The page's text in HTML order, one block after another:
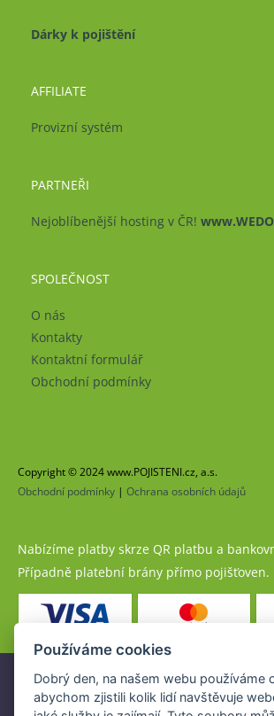
Dárky k pojištění
AFFILIATE
Provizní systém
PARTNEŘI
Nejoblíbenější hosting v ČR!
SPOLEČNOST
O nás
Kontakty
Kontaktní formulář
Obchodní podmínky
Copyright © 2024 www.POJISTENI.cz, a.s.
Obchodní podmínky | Ochrana osobních údajů
Nabízíme platby skrze QR platbu a
Případně platební brány přímo pojišťoven.
Pojistné produkty jsou nabízeny
www.POJISTENI.cz, a.s. na základě
Používáme cookies
Dobrý den, na našem webu používáme
abychom zjistili kolik lidí navštěvuje